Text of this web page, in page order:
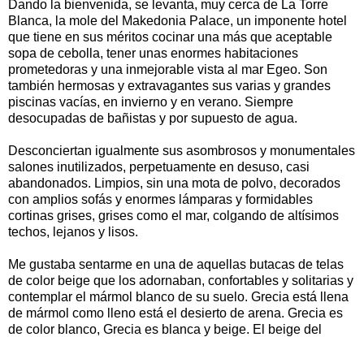
Dando la bienvenida, se levanta, muy cerca de La Torre
Blanca, la mole del Makedonia Palace, un imponente hotel
que tiene en sus méritos cocinar una más que aceptable
sopa de cebolla, tener unas enormes habitaciones
prometedoras y una inmejorable vista al mar Egeo. Son
también hermosas y extravagantes sus varias y grandes
piscinas vacías, en invierno y en verano. Siempre
desocupadas de bañistas y por supuesto de agua.
Desconciertan igualmente sus asombrosos y monumentales
salones inutilizados, perpetuamente en desuso, casi
abandonados. Limpios, sin una mota de polvo, decorados
con amplios sofás y enormes lámparas y formidables
cortinas grises, grises como el mar, colgando de altísimos
techos, lejanos y lisos.
Me gustaba sentarme en una de aquellas butacas de telas
de color beige que los adornaban, confortables y solitarias y
contemplar el mármol blanco de su suelo. Grecia está llena
de mármol como lleno está el desierto de arena. Grecia es
de color blanco, Grecia es blanca y beige. El beige del